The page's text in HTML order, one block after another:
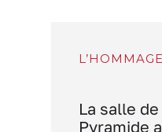
L’HOMMAGE
La salle
Pyramide